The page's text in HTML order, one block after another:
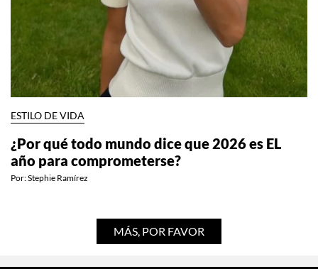
ESTILO DE VIDA
¿Por qué todo mundo dice que 2026 es EL
año para comprometerse?
Por:Stephie Ramírez
MÁS, POR FAVOR